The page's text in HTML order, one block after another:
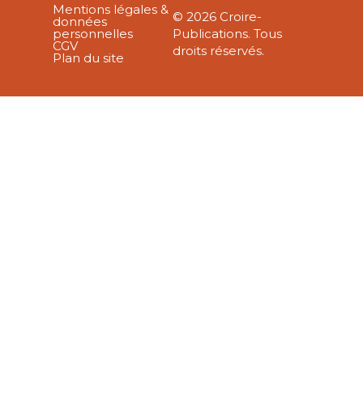
Mentions légales &
données
personnelles
CGV
Plan du site
© 2026 Croire-
Publications. Tous
droits réservés.